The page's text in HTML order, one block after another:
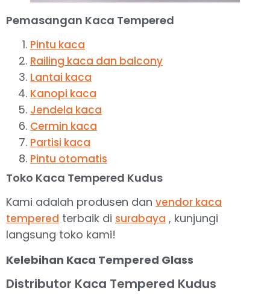
Pemasangan Kaca Tempered
Pintu kaca
Railing kaca dan balcony
Lantai kaca
Kanopi kaca
Jendela kaca
Cermin kaca
Partisi kaca
Pintu otomatis
Toko Kaca Tempered Kudus
Kami adalah produsen dan vendor kaca
tempered terbaik di surabaya , kunjungi
langsung toko kami!
Kelebihan Kaca Tempered Glass
Distributor Kaca Tempered Kudus